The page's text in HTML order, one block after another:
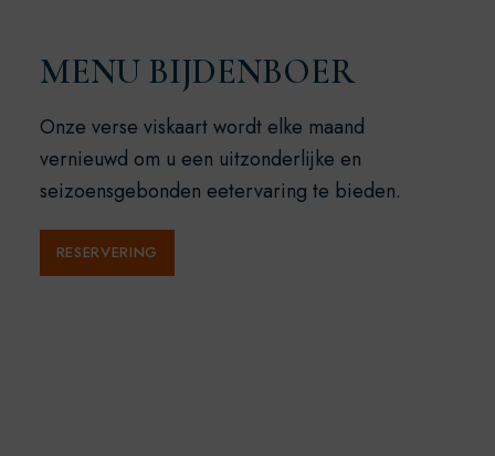
MENU BIJDENBOER
Onze verse viskaart wordt elke maand
vernieuwd om u een uitzonderlijke en
seizoensgebonden eetervaring te bieden.
RESERVERING